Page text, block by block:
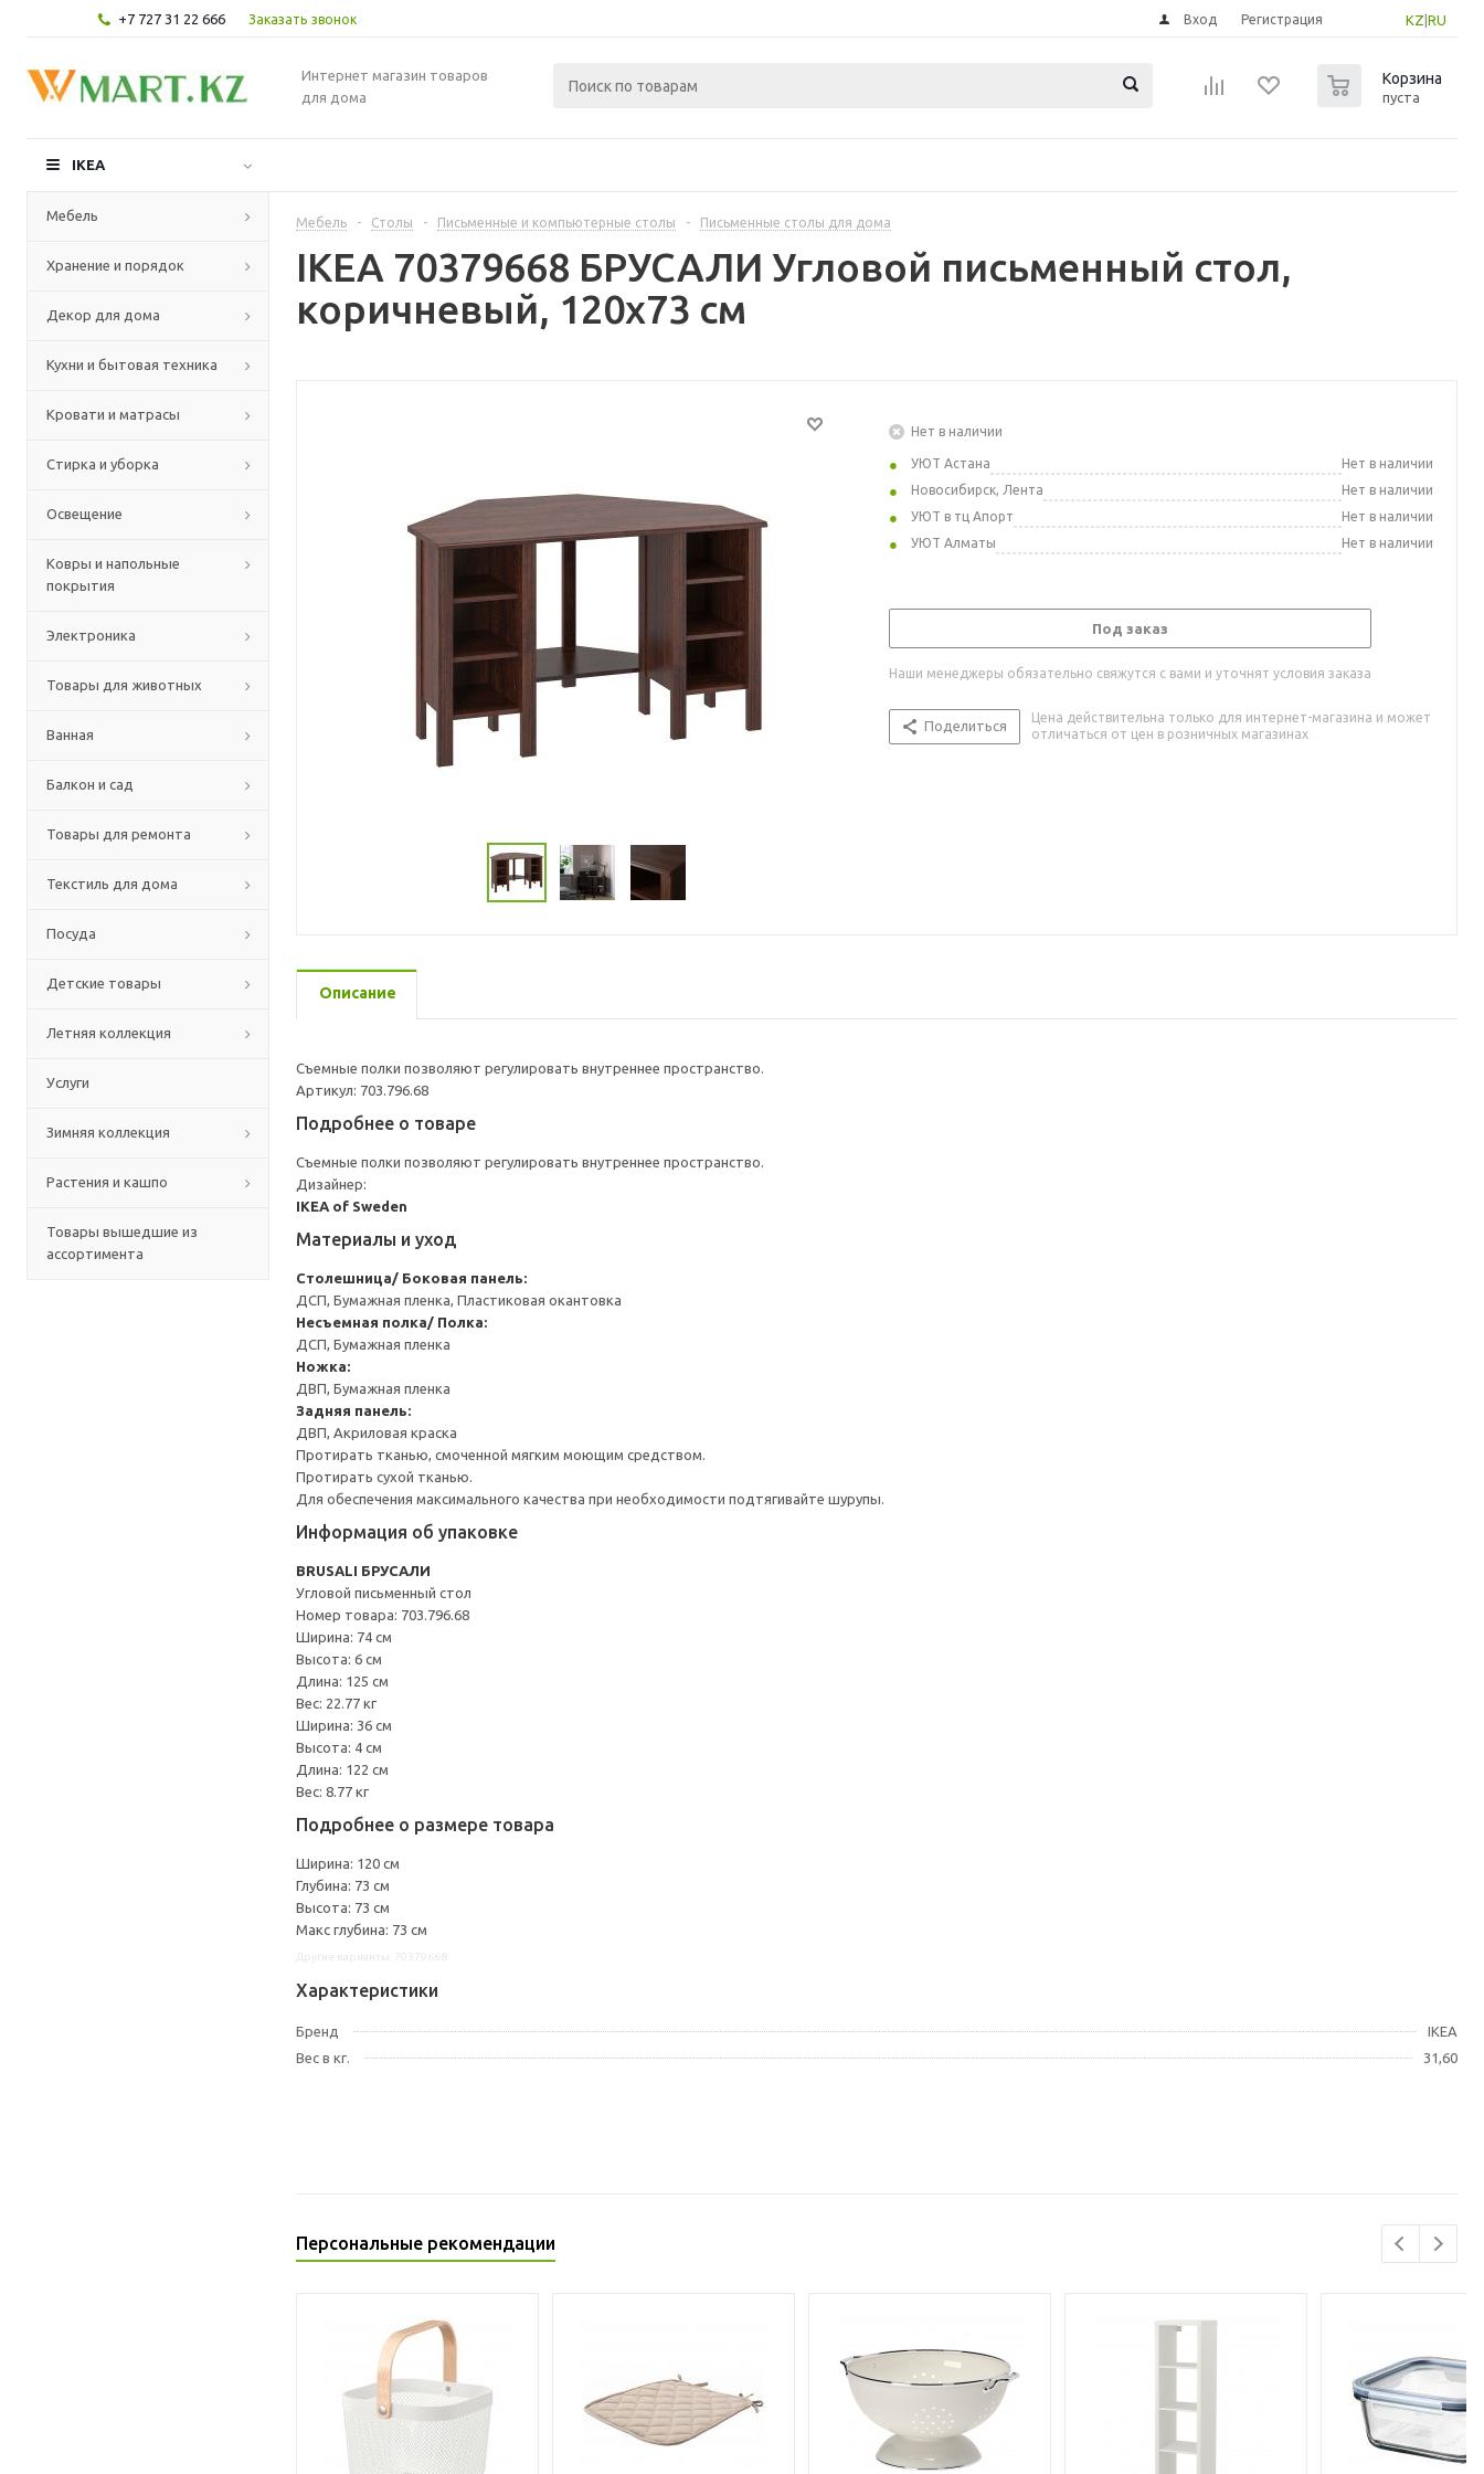
+7 727 31 22 666 Заказать звонок KZ RU
Вход Регистрация
Интернет магазин товаров
для дома
Корзина
пуста
IKEA
Мебель
Хранение и порядок
Декор для дома
Кухни и бытовая техника
Кровати и матрасы
Стирка и уборка
Освещение
Ковры и напольные
покрытия
Электроника
Товары для животных
Ванная
Балкон и сад
Товары для ремонта
Текстиль для дома
Посуда
Детские товары
Летняя коллекция
Услуги
Зимняя коллекция
Растения и кашпо
Товары вышедшие из
ассортимента
Мебель - Столы - Письменные и компьютерные столы - Письменные столы для дома
IKEA 70379668 БРУСАЛИ Угловой письменный стол,
коричневый, 120x73 см
Нет в наличии
УЮТ Астана
Нет в наличии
Новосибирск, Лента
Нет в наличии
УЮТ в тц Апорт
Нет в наличии
УЮТ Алматы
Нет в наличии
Под заказ
Наши менеджеры обязательно свяжутся с вами и уточнят условия заказа
Поделиться
Цена действительна только для интернет-магазина и может
отличаться от цен в розничных магазинах
Описание
Съемные полки позволяют регулировать внутреннее пространство.
Артикул: 703.796.68
Подробнее о товаре
Съемные полки позволяют регулировать внутреннее пространство.
Дизайнер:
IKEA of Sweden
Материалы и уход
Столешница/ Боковая панель:
ДСП, Бумажная пленка, Пластиковая окантовка
Несъемная полка/ Полка:
ДСП, Бумажная пленка
Ножка:
ДВП, Бумажная пленка
Задняя панель:
ДВП, Акриловая краска
Протирать тканью, смоченной мягким моющим средством.
Протирать сухой тканью.
Для обеспечения максимального качества при необходимости подтягивайте шурупы.
Информация об упаковке
BRUSALI БРУСАЛИ
Угловой письменный стол
Номер товара: 703.796.68
Ширина: 74 см
Высота: 6 см
Длина: 125 см
Вес: 22.77 кг
Ширина: 36 см
Высота: 4 см
Длина: 122 см
Вес: 8.77 кг
Подробнее о размере товара
Ширина: 120 см
Глубина: 73 см
Высота: 73 см
Макс глубина: 73 см
Характеристики
Бренд
IKEA
Вес в кг.
31,60
Персональные рекомендации